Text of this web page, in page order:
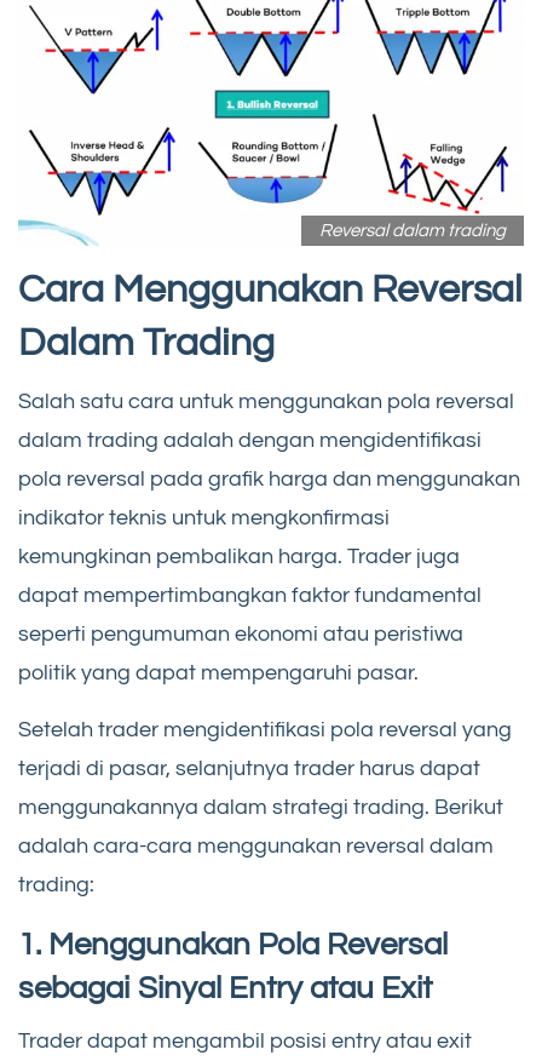
Reversal dalam trading
Cara Menggunakan Reversal
Dalam Trading
Salah satu cara untuk menggunakan pola reversal
dalam trading adalah dengan mengidentifikasi
pola reversal pada grafik harga dan menggunakan
indikator teknis untuk mengkonfirmasi
kemungkinan pembalikan harga. Trader juga
dapat mempertimbangkan faktor fundamental
seperti pengumuman ekonomi atau peristiwa
politik yang dapat mempengaruhi pasar.
Setelah trader mengidentifikasi pola reversal yang
terjadi di pasar, selanjutnya trader harus dapat
menggunakannya dalam strategi trading. Berikut
adalah cara-cara menggunakan reversal dalam
trading:
1. Menggunakan Pola Reversal
sebagai Sinyal Entry atau Exit
Trader dapat mengambil posisi entry atau exit